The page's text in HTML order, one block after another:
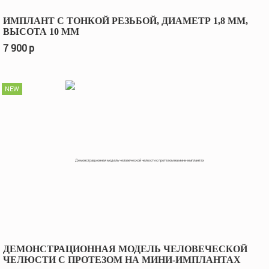
ИМПЛАНТ С ТОНКОЙ РЕЗЬБОЙ, ДИАМЕТР 1,8 ММ,
ВЫСОТА 10 ММ
7 900p
ДЕМОНСТРАЦИОННАЯ МОДЕЛЬ ЧЕЛОВЕЧЕСКОЙ
ЧЕЛЮСТИ С ПРОТЕЗОМ НА МИНИ-ИМПЛАНТАХ
NEW